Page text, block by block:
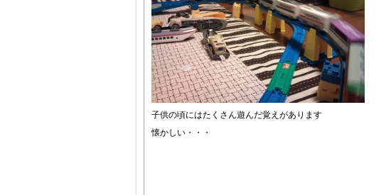
子供の頃にはたくさん遊んだ覚えがあります
懐かしい・・・